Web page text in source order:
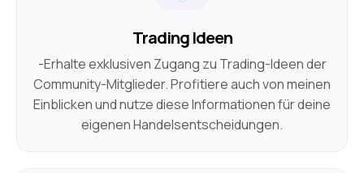
Trading Ideen
-Erhalte exklusiven Zugang zu Trading-Ideen der
Community-Mitglieder. Profitiere auch von meinen
Einblicken und nutze diese Informationen für deine
eigenen Handelsentscheidungen.